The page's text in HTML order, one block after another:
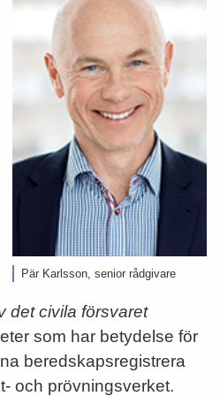
Pär Karlsson, senior rådgivare
det civila försvaret
som har betydelse för
beredskapsregistrera
och prövningsverket.